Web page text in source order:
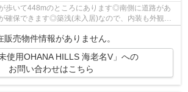
歩いて448mのところにあります◎南側に道路があ
確保できます◎築浅(未入居)なので、内装も外観も
販売物件情報がありません。
使用OHANA HILLS 海老名V」への
お問い合わせはこちら